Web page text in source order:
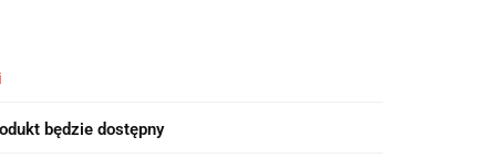
będzie dostępny